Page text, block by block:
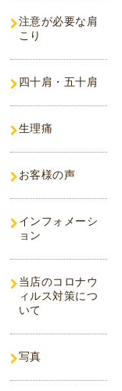
注意が必要な肩
こり
四十肩・五十肩
生理痛
お客様の声
インフォメーシ
ョン
当店のコロナウ
ィルス対策につ
いて
写真